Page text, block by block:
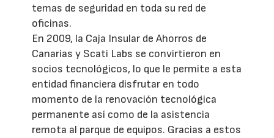
temas de seguridad en toda su red de
oficinas.
En 2009, la Caja Insular de Ahorros de
Canarias y Scati Labs se convirtieron en
socios tecnológicos, lo que le permite a esta
entidad financiera disfrutar en todo
momento de la renovación tecnológica
permanente así como de la asistencia
remota al parque de equipos. Gracias a estos